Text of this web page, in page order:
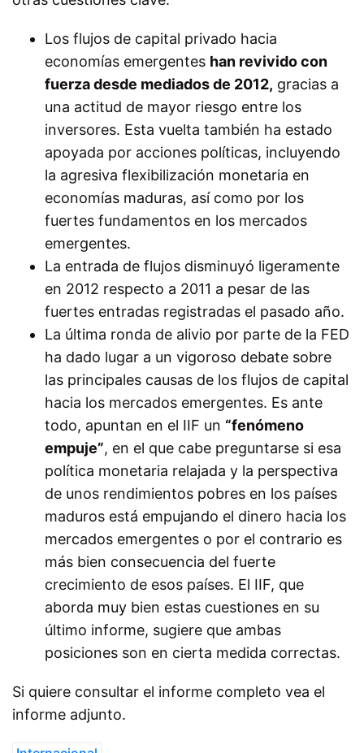
Los flujos de capital privado hacia
economías emergentes han revivido con
fuerza desde mediados de 2012, gracias a
una actitud de mayor riesgo entre los
inversores. Esta vuelta también ha estado
apoyada por acciones políticas, incluyendo
la agresiva flexibilización monetaria en
economías maduras, así como por los
fuertes fundamentos en los mercados
emergentes.
La entrada de flujos disminuyó ligeramente
en 2012 respecto a 2011 a pesar de las
fuertes entradas registradas el pasado año.
La última ronda de alivio por parte de la FED
ha dado lugar a un vigoroso debate sobre
las principales causas de los flujos de capital
hacia los mercados emergentes. Es ante
todo, apuntan en el IIF un “fenómeno
empuje”, en el que cabe preguntarse si esa
política monetaria relajada y la perspectiva
de unos rendimientos pobres en los países
maduros está empujando el dinero hacia los
mercados emergentes o por el contrario es
más bien consecuencia del fuerte
crecimiento de esos países. El IIF, que
aborda muy bien estas cuestiones en su
último informe, sugiere que ambas
posiciones son en cierta medida correctas.
Si quiere consultar el informe completo vea el
informe adjunto.